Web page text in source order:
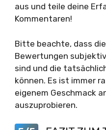
aus und teile deine
Kommentaren!
Bitte beachte, dass
Bewertungen
sind und die
können. Es ist immer
eigenem Geschmack
auszuprobieren.